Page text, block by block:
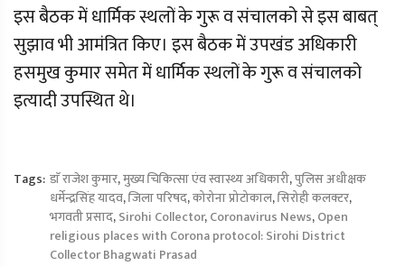
इस बैठक में धार्मिक स्थलों के गुरू व संचालको से इस बाबत्
सुझाव भी आमंत्रित किए। इस बैठक में उपखंड अधिकारी
हसमुख कुमार समेत में धार्मिक स्थलों के गुरू व संचालको
इत्यादी उपस्थित थे।
Tags: डाॅ राजेश कुमार,मुख्य चिकित्सा एंव स्वास्थ्य अधिकारी,पुलिस अधीक्षक
धर्मेन्द्रसिंह यादव,जिला परिषद,कोरोना प्रोटोकाल,सिरोही कलक्टर,
भगवती प्रसाद,Sirohi Collector,Coronavirus News,Open
religious places with Corona protocol: Sirohi District
Collector Bhagwati Prasad